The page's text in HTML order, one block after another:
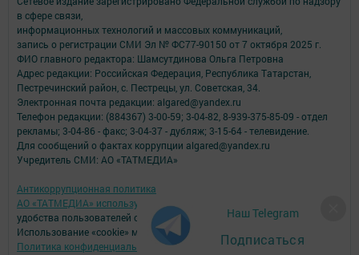
Наш Telegram
Подписаться
в сфере связи,
информационных технологий и массовых коммуникаций,
запись о регистрации СМИ Эл № ФС77-90150 от 7 октября 2025 г.
ФИО главного редактора: Шамсутдинова Ольга Петровна
Адрес редакции: Российская Федерация, Республика Татарстан,
Пестречинский район, с. Пестрецы, ул. Советская, 34.
Электронная почта редакции: algared@yandex.ru
Телефон редакции: (884367) 3-00-59; 3-04-82, 8-939-375-85-09 - отдел
рекламы; 3-04-86 - факс; 3-04-37 - дубляж; 3-15-64 - телевидение.
Для сообщений о фактах коррупции algared@yandex.ru
Учредитель СМИ: АО «ТАТМЕДИА»
Антикоррупционная политика
АО «ТАТМЕДИА» использует «cookie»
удобства пользователей сайтом.
Использование «cookie» можно отменить в настройках браузера.
Политика конфиденциальности